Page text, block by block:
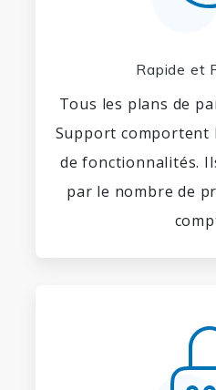
Rapide et
Tous les plans de
Support comportent
de fonctionnalités.
par le nombre de